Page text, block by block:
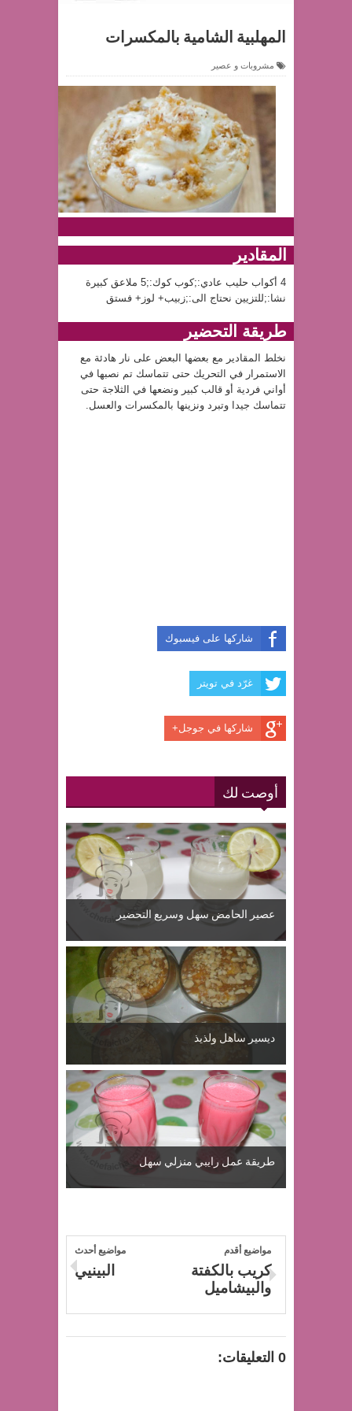
المهلبية الشامية بالمكسرات
مشروبات و عصير
المقادير
4 أكواب حليب عادي:;كوب كوك:;5 ملاعق كبيرة
نشا:;للتزيين نحتاج الى:;زبيب+ لوز+ فستق
طريقة التحضير
نخلط المقادير مع بعضها البعض على نار هادئة مع
الاستمرار في التحريك حتى تتماسك تم نصبها في
أواني فردية أو قالب كبير ونضعها في الثلاجة حتى
تتماسك جيدا وتبرد ونزينها بالمكسرات والعسل.
شاركها على فيسبوك
غرّد في تويتر
شاركها في جوجل+
أوصت لك
عصير الحامض سهل وسريع التحضير
ديسير ساهل ولذيذ
طريقة عمل رايبي منزلي سهل
مواضيع أحدث
البينيي
مواضيع أقدم
كريب بالكفتة
والبيشاميل
0 التعليقات: